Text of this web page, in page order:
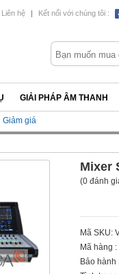
Liên hệ | Kết nối với chúng tôi :
GIẢI PHÁP ÂM THANH
Giảm giá
Mixer
(0 đánh
Mã SKU:
Mã hàng
Bảo hành